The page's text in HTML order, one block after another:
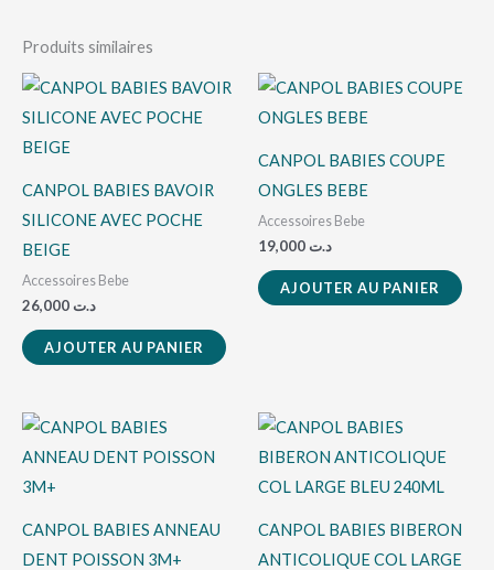
Produits similaires
CANPOL BABIES BAVOIR
SILICONE AVEC POCHE
BEIGE
Accessoires Bebe
د.ت
AJOUTER AU PANIER
CANPOL BABIES COUPE
ONGLES BEBE
Accessoires Bebe
د.ت
AJOUTER AU PANIER
CANPOL BABIES ANNEAU
DENT POISSON 3M+
CANPOL BABIES BIBERON
ANTICOLIQUE COL LARGE